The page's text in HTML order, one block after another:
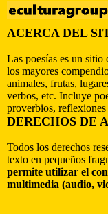
ACERCA DEL
Las poesías es un sitio
los mayores
animales, frutas,
verbos, etc. Incluye
proverbios,
DERECHOS DE
Todos los derechos
texto en pequeños
permite utilizar el
multimedia (audio,